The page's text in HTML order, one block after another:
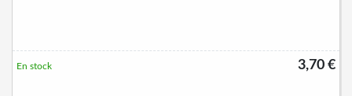
3,70 €
En stock